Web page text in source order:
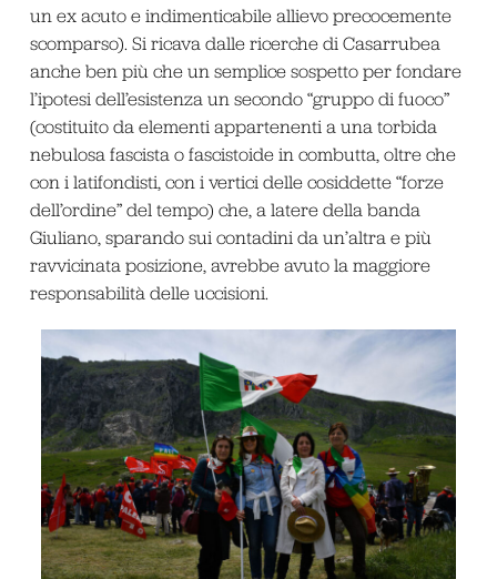
un ex acuto e indimenticabile allievo precocemente
scomparso). Si ricava dalle ricerche di Casarrubea
anche ben più che un semplice sospetto per fondare
l’ipotesi dell’esistenza un secondo “gruppo di fuoco”
(costituito da elementi appartenenti a una torbida
nebulosa fascista o fascistoide in combutta, oltre che
con i latifondisti, con i vertici delle cosiddette “forze
dell’ordine” del tempo) che, a latere della banda
Giuliano, sparando sui contadini da un’altra e più
ravvicinata posizione, avrebbe avuto la maggiore
responsabilità delle uccisioni.